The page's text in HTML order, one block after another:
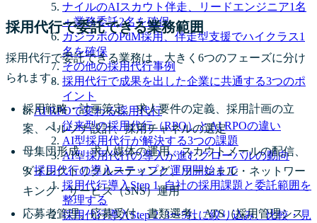
ナイルのAIスカウト伴走、リードエンジニア1名
＋業務委託2名を確保
ガジラボのPdM採用、伴走型支援でハイクラス1
名を確保
その他の採用代行事例
採用代行で成果を出した企業に共通する3つのポ
イント
AI RPOで変わる採用代行
従来型の採用代行（RPO）とAI RPOの違い
AI型採用代行が解決する3つの課題
AI型採用代行の導入が進むグローバルの動向
採用代行の導入ステップと運用開始まで
採用代行導入Step 1. 自社の採用課題と委託範囲を
整理する
採用代行導入Step 2. 3〜5社に絞り込み、比較・見
採用代行で委託できる業務範囲
採用代行で委託できる業務は、大きく6つのフェーズに分け
られます。
採用戦略・計画策定。求人要件の定義、採用計画の立
案、ペルソナ設計、採用チャネルの選定
母集団形成。求人媒体の運用、スカウトメールの配信、
ダイレクトリクルーティング、ソーシャル・ネットワー
キング・サービス（SNS）運用
応募者管理。応募受付、書類選考、ATS（採用管理シス